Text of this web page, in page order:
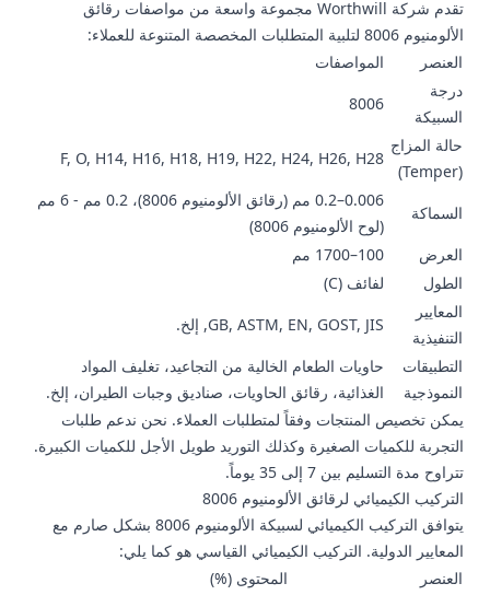
تقدم شركة Worthwill مجموعة واسعة من مواصفات رقائق
الألومنيوم 8006 لتلبية المتطلبات المخصصة المتنوعة للعملاء:
العنصر
المواصفات
درجة
السبيكة
8006
حالة المزاج
(Temper)
F, O, H14, H16, H18, H19, H22, H24, H26, H28
السماكة
0.006–0.2 مم (رقائق الألومنيوم 8006)، 0.2 مم - 6 مم
(لوح الألومنيوم 8006)
العرض
100–1700 مم
الطول
لفائف (C)
المعايير
التنفيذية
GB, ASTM, EN, GOST, JIS, إلخ.
التطبيقات
النموذجية
حاويات الطعام الخالية من التجاعيد، تغليف المواد
الغذائية، رقائق الحاويات، صناديق وجبات الطيران، إلخ.
يمكن تخصيص المنتجات وفقاً لمتطلبات العملاء. نحن ندعم طلبات
التجربة للكميات الصغيرة وكذلك التوريد طويل الأجل للكميات الكبيرة.
تتراوح مدة التسليم بين 7 إلى 35 يوماً.
التركيب الكيميائي لرقائق الألومنيوم 8006
يتوافق التركيب الكيميائي لسبيكة الألومنيوم 8006 بشكل صارم مع
المعايير الدولية. التركيب الكيميائي القياسي هو كما يلي:
العنصر
المحتوى (%)